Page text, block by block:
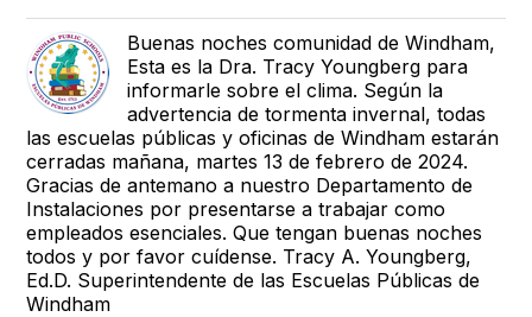
Buenas noches comunidad de Windham,
Esta es la Dra. Tracy Youngberg para
informarle sobre el clima. Según la
advertencia de tormenta invernal, todas
las escuelas públicas y oficinas de Windham estarán
cerradas mañana, martes 13 de febrero de 2024.
Gracias de antemano a nuestro Departamento de
Instalaciones por presentarse a trabajar como
empleados esenciales. Que tengan buenas noches
todos y por favor cuídense. Tracy A. Youngberg,
Ed.D. Superintendente de las Escuelas Públicas de
Windham